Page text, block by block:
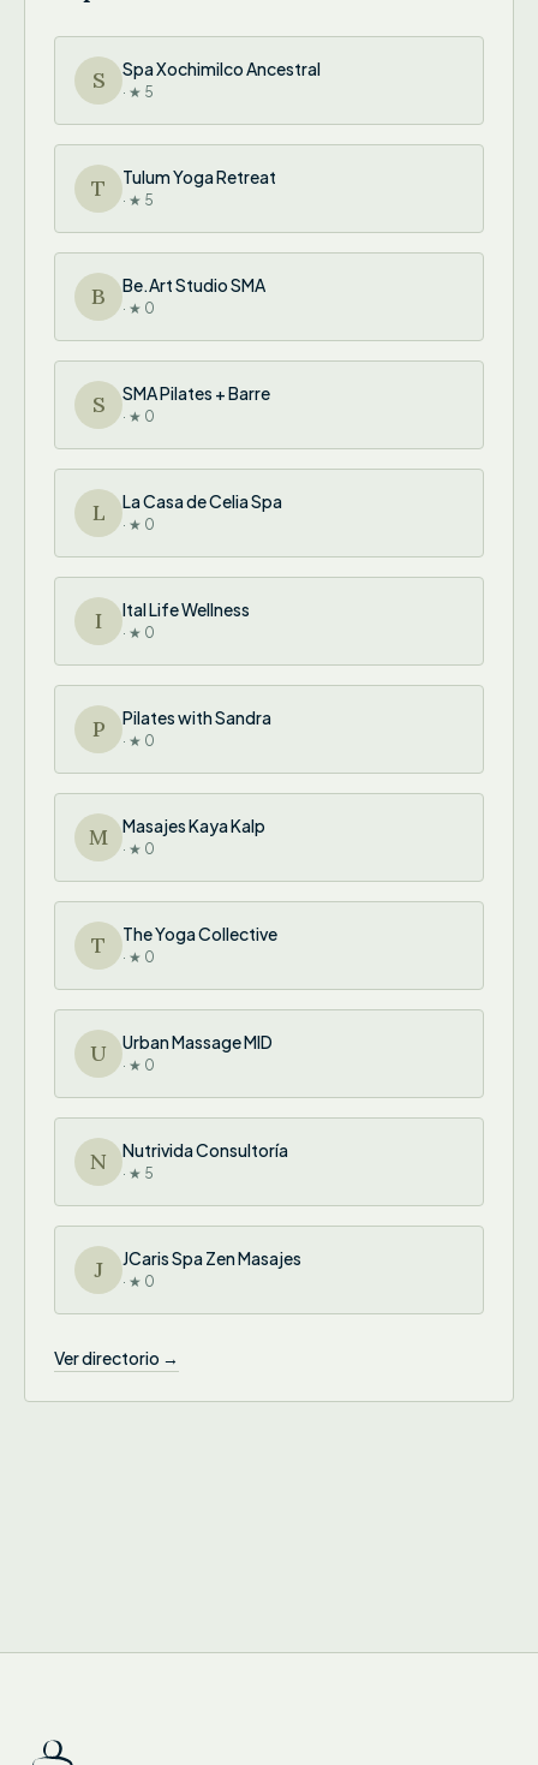
S Spa Xochimilco Ancestral
· ★ 5
T Tulum Yoga Retreat
· ★ 5
B Be.Art Studio SMA
· ★ 0
S SMA Pilates + Barre
· ★ 0
L La Casa de Celia Spa
· ★ 0
I Ital Life Wellness
· ★ 0
P Pilates with Sandra
· ★ 0
M Masajes Kaya Kalp
· ★ 0
T The Yoga Collective
· ★ 0
U Urban Massage MID
· ★ 0
N Nutrivida Consultoría
· ★ 5
J JCaris Spa Zen Masajes
· ★ 0
Ver directorio →